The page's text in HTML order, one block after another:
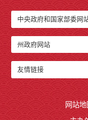
中央政府和国家部委网
州政府网站
友情链接
网站地